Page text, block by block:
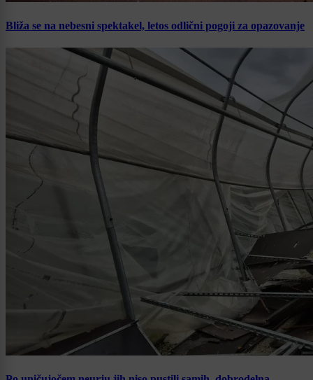
Bliža se na nebesni spektakel, letos odlični pogoji za opazovanje